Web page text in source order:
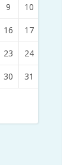
9 10
16 17
23 24
30 31